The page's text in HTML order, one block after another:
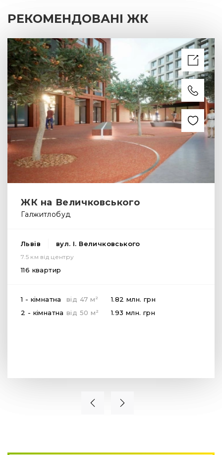
РЕКОМЕНДОВАНІ ЖК
ЖК на Величковського
Галжитлобуд
Львів вул. І. Величковського
7.5 км від центру
116 квартир
1 - кімнатна від 47 м 2 1.82 млн. грн
2 - кімнатна від 50 м 2 1.93 млн. грн